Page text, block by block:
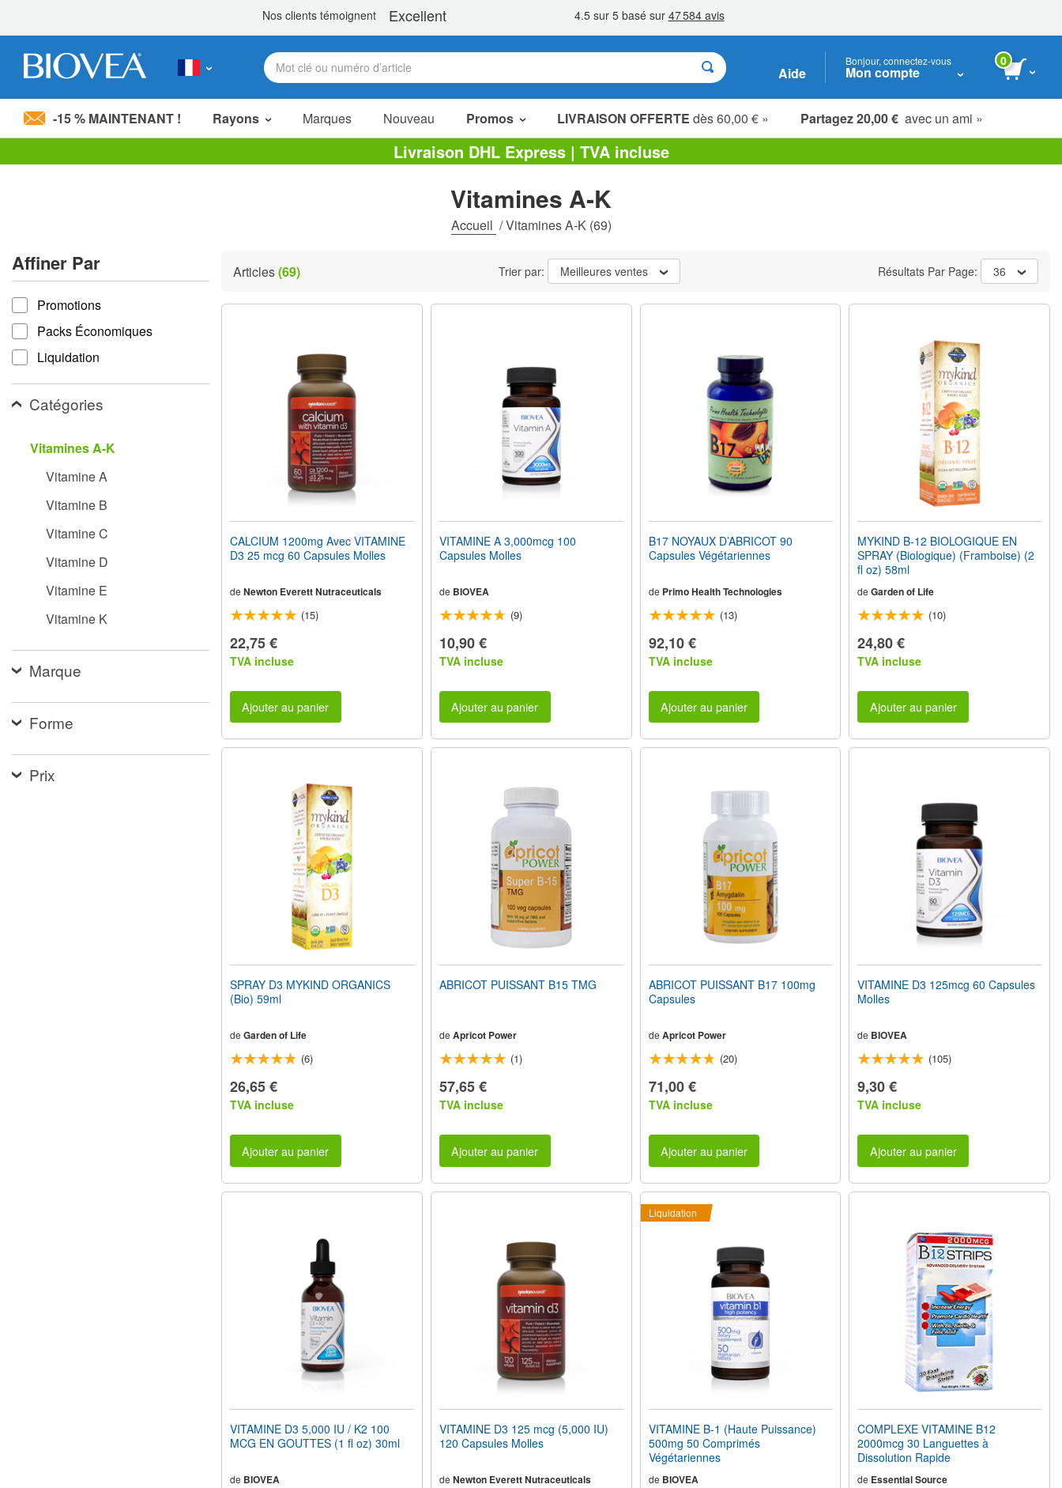
Veuillez
un
système
d'accessibilité.
Appuyez
sur
Ctrl-
F11
pour
site
malvoyants
Appuyez
d'accessibilité.
Aide
Bonjour, connectez-vous
Mon compte
0
-15 % MAINTENANT ! Rayons Marques Nouveau Promos LIVRAISON OFFERTE dès 60,00 € » Partagez 20,00 € avec un ami »
Articles en Promotion
Packs Économiques
Liquidation
Livraison DHL Express | TVA incluse
Vitamines A-K
Accueil /Vitamines A-K(69)
Affiner Par
Affiner par
Promotions
Packs Économiques
Liquidation
Catégories
Vitamines A-K
Vitamine A
Vitamine B
Vitamine C
Vitamine D
Vitamine E
Vitamine K
Marque
Forme
Prix
Articles(69) Trier par: Meilleures ventes Résultats Par Page: 36
CALCIUM 1200mg Avec VITAMINE
D3 25 mcg 60 Capsules Molles
de Newton Everett Nutraceuticals
(15)
22,75 €
TVA incluse
Ajouter au panier
VITAMINE A 3,000mcg 100
Capsules Molles
de BIOVEA
(9)
10,90 €
TVA incluse
Ajouter au panier
B17 NOYAUX D’ABRICOT 90
Capsules Végétariennes
de Primo Health Technologies
(13)
92,10 €
TVA incluse
Ajouter au panier
MYKIND B-12 BIOLOGIQUE EN
SPRAY (Biologique) (Framboise) (2
fl oz) 58ml
de Garden of Life
(10)
24,80 €
TVA incluse
Ajouter au panier
SPRAY D3 MYKIND ORGANICS
(Bio) 59ml
de Garden of Life
(6)
26,65 €
TVA incluse
Ajouter au panier
ABRICOT PUISSANT B15 TMG
de Apricot Power
(1)
57,65 €
TVA incluse
Ajouter au panier
ABRICOT PUISSANT B17 100mg
Capsules
de Apricot Power
(20)
71,00 €
TVA incluse
Ajouter au panier
VITAMINE D3 125mcg 60 Capsules
Molles
de BIOVEA
(105)
9,30 €
TVA incluse
Ajouter au panier
VITAMINE D3 5,000 IU / K2 100
MCG EN GOUTTES (1 fl oz) 30ml
de BIOVEA
VITAMINE D3 125 mcg (5,000 IU)
120 Capsules Molles
de Newton Everett Nutraceuticals
Liquidation
VITAMINE B-1 (Haute Puissance)
500mg 50 Comprimés
Végétariennes
de BIOVEA
COMPLEXE VITAMINE B12
2000mcg 30 Languettes à
Dissolution Rapide
de Essential Source